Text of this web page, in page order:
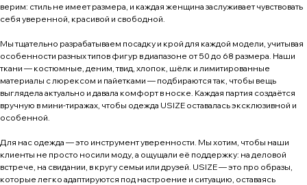
верим: стиль не имеет размера, и каждая женщина заслуживает чувствовать
себя уверенной, красивой и свободной.
Мы тщательно разрабатываем посадку и крой для каждой модели, учитывая
особенности разных типов фигур в диапазоне от 50 до 68 размера. Наши
ткани — костюмные, деним, твид, хлопок, шёлк и лимитированные
материалы с люрексом и пайетками — подбираются так, чтобы вещь
выглядела актуально и давала комфорт в носке. Каждая партия создаётся
вручную в мини-тиражах, чтобы одежда USIZE оставалась эксклюзивной и
особенной.
Для нас одежда — это инструмент уверенности. Мы хотим, чтобы наши
клиенты не просто носили моду, а ощущали её поддержку: на деловой
встрече, на свидании, в кругу семьи или друзей. USIZE — это про образы,
которые легко адаптируются под настроение и ситуацию, оставаясь